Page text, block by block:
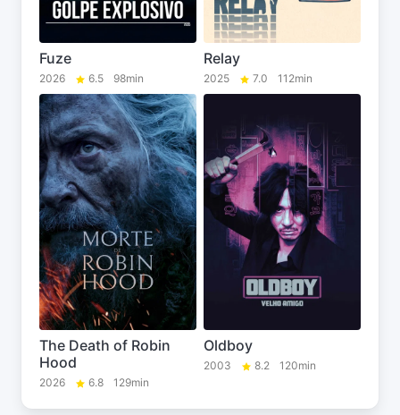
Fuze
2026 6.5 98min
Relay
2025 7.0 112min
The Death of Robin
Hood
2026 6.8 129min
Oldboy
2003 8.2 120min